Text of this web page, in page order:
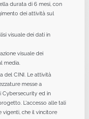
durata di 6 mesi, con
dei attività sul
visuale dei dati in
visuale dei
media.
del CINI. Le attività
messe a
Cybersecurity ed in
L'accesso alle tali
che il vincitore